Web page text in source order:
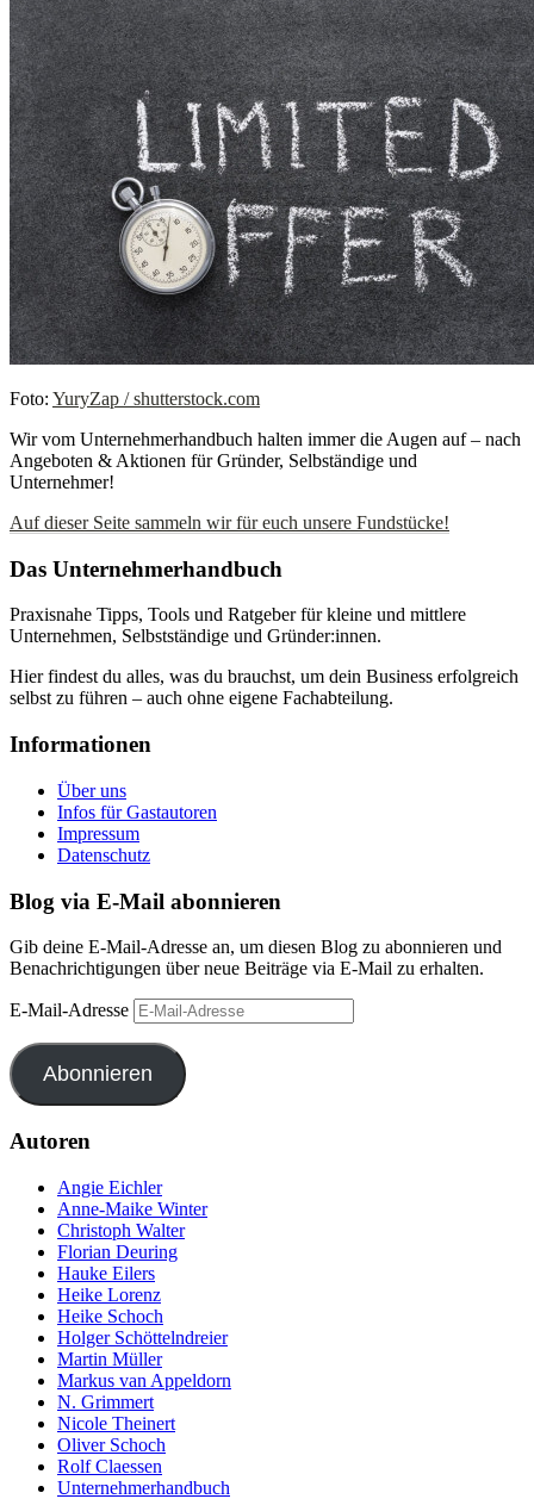
Foto: YuryZap / shutterstock.com
Wir vom Unternehmerhandbuch halten immer die Augen auf – nach
Angeboten & Aktionen für Gründer, Selbständige und
Unternehmer!
Auf dieser Seite sammeln wir für euch unsere Fundstücke!
Das Unternehmerhandbuch
Praxisnahe Tipps, Tools und Ratgeber für kleine und mittlere
Unternehmen, Selbstständige und Gründer:innen.
Hier findest du alles, was du brauchst, um dein Business erfolgreich
selbst zu führen – auch ohne eigene Fachabteilung.
Informationen
Über uns
Infos für Gastautoren
Impressum
Datenschutz
Blog via E-Mail abonnieren
Gib deine E-Mail-Adresse an, um diesen Blog zu abonnieren und
Benachrichtigungen über neue Beiträge via E-Mail zu erhalten.
E-Mail-Adresse
Abonnieren
Autoren
Angie Eichler
Anne-Maike Winter
Christoph Walter
Florian Deuring
Hauke Eilers
Heike Lorenz
Heike Schoch
Holger Schöttelndreier
Martin Müller
Markus van Appeldorn
N. Grimmert
Nicole Theinert
Oliver Schoch
Rolf Claessen
Unternehmerhandbuch